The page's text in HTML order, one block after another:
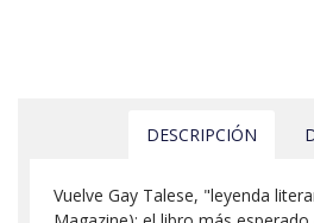
DESCRIPCIÓN
Vuelve Gay Talese, "leyenda